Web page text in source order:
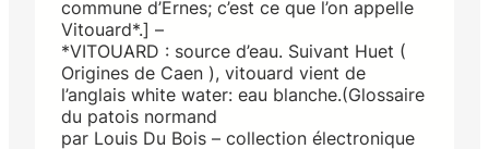
commune d’Ernes; c’est ce que l’on appelle
Vitouard*.] –
*VITOUARD : source d’eau. Suivant Huet (
Origines de Caen ), vitouard vient de
l’anglais white water: eau blanche.(Glossaire
du patois normand
par Louis Du Bois – collection électronique